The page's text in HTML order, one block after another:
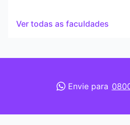
Ver todas as faculdades
Envie para